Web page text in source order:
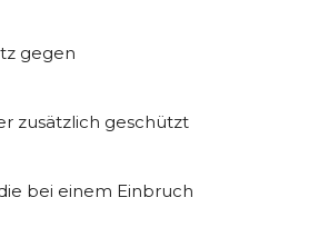
gegen
zusätzlich geschützt
bei einem Einbruch